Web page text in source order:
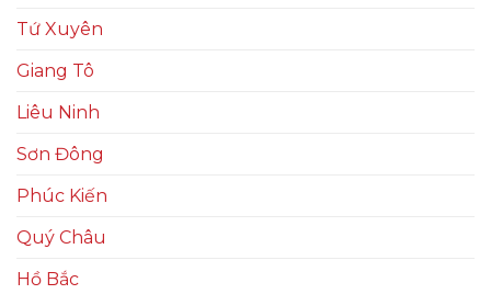
Tứ Xuyên
Giang Tô
Liêu Ninh
Sơn Đông
Phúc Kiến
Quý Châu
Hồ Bắc